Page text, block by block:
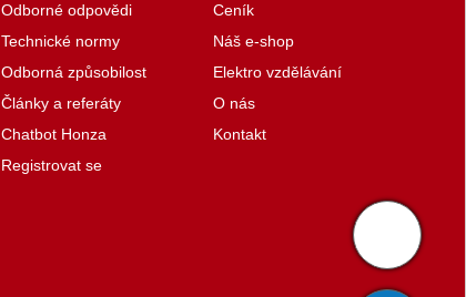
Ceník
Náš e-shop
Elektro vzdělávání
O nás
Kontakt
Odborné odpovědi
Technické normy
Odborná způsobilost
Články a referáty
Chatbot Honza
Registrovat se